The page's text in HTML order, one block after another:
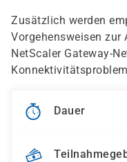
Zusätzlich werden
Vorgehensweisen zur
NetScaler Gateway-
Dauer